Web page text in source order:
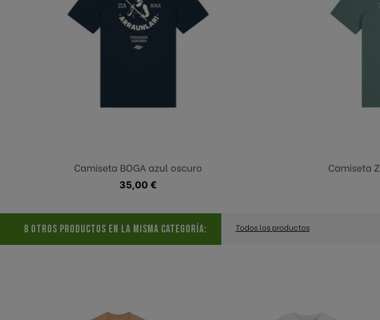
Azul oscuro
Camiseta BOGA azul oscuro
Precio
35,00 €
Camiseta
8 OTROS PRODUCTOS EN LA MISMA CATEGORÍA: Todos los productos